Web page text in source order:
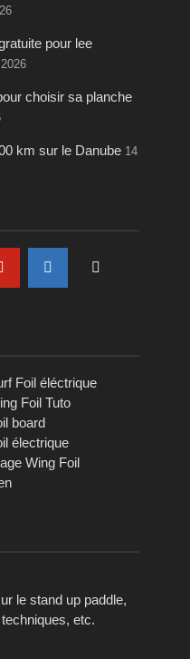
pour lee
choisir sa planche
km sur le Danube 14
Foil éléctrique
Foil Tuto
board
électrique
Wing Foil
le stand up paddle,
etc.